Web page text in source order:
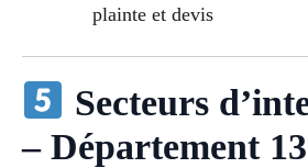
plainte et devis
Secteurs
– Département 13